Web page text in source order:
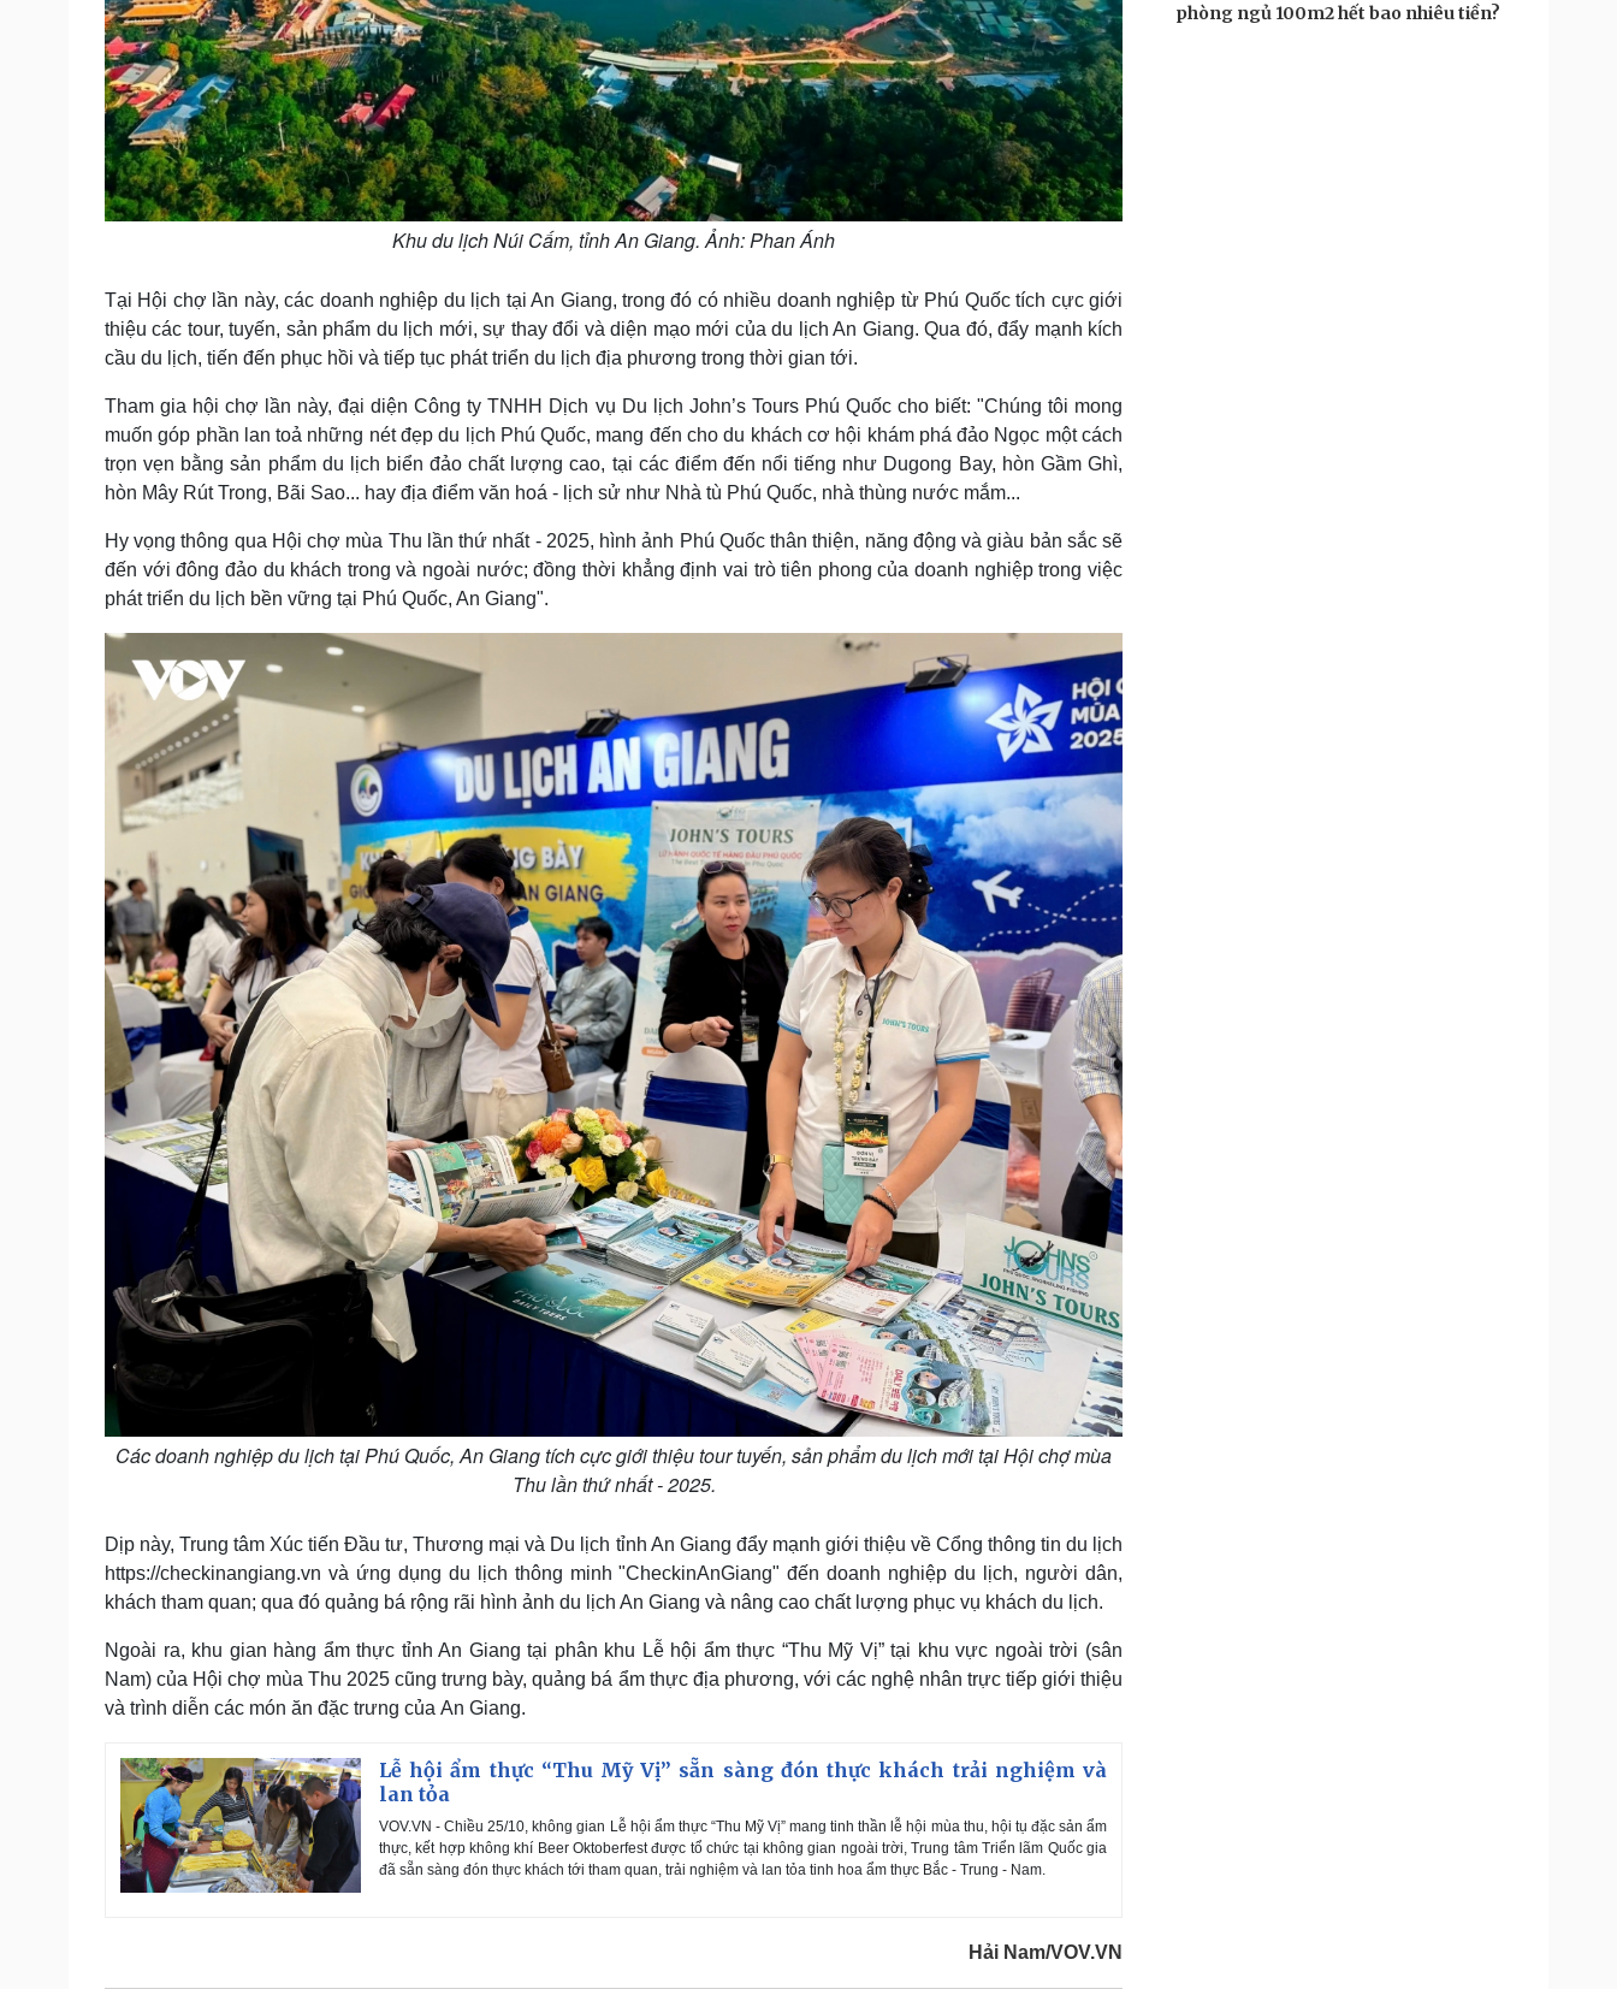
Khu du lịch Núi Cấm, tỉnh An Giang. Ảnh: Phan Ánh
Tại Hội chợ lần này, các doanh nghiệp du lịch tại An Giang, trong đó có nhiều doanh nghiệp từ Phú Quốc tích cực giới
thiệu các tour, tuyến, sản phẩm du lịch mới, sự thay đổi và diện mạo mới của du lịch An Giang. Qua đó, đẩy mạnh kích
cầu du lịch, tiến đến phục hồi và tiếp tục phát triển du lịch địa phương trong thời gian tới.
Tham gia hội chợ lần này, đại diện Công ty TNHH Dịch vụ Du lịch John’s Tours Phú Quốc cho biết: "Chúng tôi mong
muốn góp phần lan toả những nét đẹp du lịch Phú Quốc, mang đến cho du khách cơ hội khám phá đảo Ngọc một cách
trọn vẹn bằng sản phẩm du lịch biển đảo chất lượng cao, tại các điểm đến nổi tiếng như Dugong Bay, hòn Gầm Ghì,
hòn Mây Rút Trong, Bãi Sao... hay địa điểm văn hoá - lịch sử như Nhà tù Phú Quốc, nhà thùng nước mắm...
Hy vọng thông qua Hội chợ mùa Thu lần thứ nhất - 2025, hình ảnh Phú Quốc thân thiện, năng động và giàu bản sắc sẽ
đến với đông đảo du khách trong và ngoài nước; đồng thời khẳng định vai trò tiên phong của doanh nghiệp trong việc
phát triển du lịch bền vững tại Phú Quốc, An Giang".
Các doanh nghiệp du lịch tại Phú Quốc, An Giang tích cực giới thiệu tour tuyến, sản phẩm du lịch mới tại Hội chợ mùa
Thu lần thứ nhất - 2025.
Dịp này, Trung tâm Xúc tiến Đầu tư, Thương mại và Du lịch tỉnh An Giang đẩy mạnh giới thiệu về Cổng thông tin du lịch
https://checkinangiang.vn và ứng dụng du lịch thông minh "CheckinAnGiang" đến doanh nghiệp du lịch, người dân,
khách tham quan; qua đó quảng bá rộng rãi hình ảnh du lịch An Giang và nâng cao chất lượng phục vụ khách du lịch.
Ngoài ra, khu gian hàng ẩm thực tỉnh An Giang tại phân khu Lễ hội ẩm thực “Thu Mỹ Vị” tại khu vực ngoài trời (sân
Nam) của Hội chợ mùa Thu 2025 cũng trưng bày, quảng bá ẩm thực địa phương, với các nghệ nhân trực tiếp giới thiệu
và trình diễn các món ăn đặc trưng của An Giang.
Lễ hội ẩm thực “Thu Mỹ Vị” sẵn sàng đón thực khách trải nghiệm và
lan tỏa
VOV.VN - Chiều 25/10, không gian Lễ hội ẩm thực “Thu Mỹ Vị” mang tinh thần lễ hội mùa thu, hội tụ đặc sản ẩm
thực, kết hợp không khí Beer Oktoberfest được tổ chức tại không gian ngoài trời, Trung tâm Triển lãm Quốc gia
đã sẵn sàng đón thực khách tới tham quan, trải nghiệm và lan tỏa tinh hoa ẩm thực Bắc - Trung - Nam.
Hải Nam/VOV.VN
phòng ngủ 100m2 hết bao nhiêu tiền?